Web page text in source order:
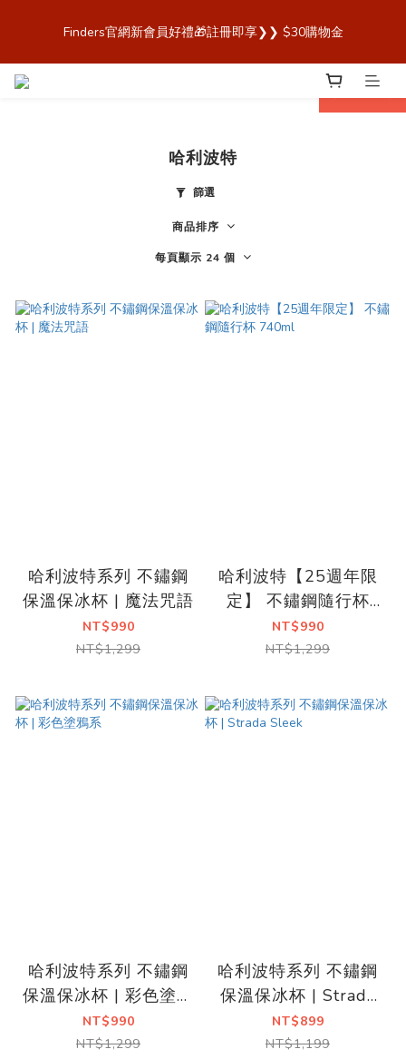
商城，購買最安心！】
Finders官網新會員好禮🎁註冊即享❯❯ $30購物金
歡迎來到 Finders🎉【Blender Bottle x Owala 台灣官方代理直營
prev
哈利波特
篩選
商品排序
每頁顯示 24 個
哈利波特系列 不鏽鋼
保溫保冰杯 | 魔法咒語
NT$990
NT$1,299
哈利波特【25週年限
定】 不鏽鋼隨行杯
740ml
NT$990
NT$1,299
哈利波特系列 不鏽鋼
保溫保冰杯 | 彩色塗鴉
系
NT$990
NT$1,299
哈利波特系列 不鏽鋼
保溫保冰杯 | Strada
Sleek
NT$899
NT$1,199